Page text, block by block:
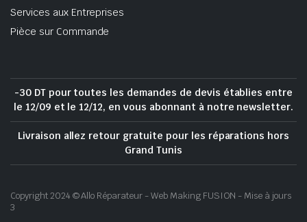
Services aux Entreprises
Pièce sur Commande
-30 DT pour toutes les demandes de devis établies entre
le 12/09 et le 12/12, en vous abonnant à notre newsletter.
Livraison allez retour gratuite pour les réparations hors
Grand Tunis
Copyright 2024 © Allo Réparateur - Web Making FUSION - Mise à jours
3